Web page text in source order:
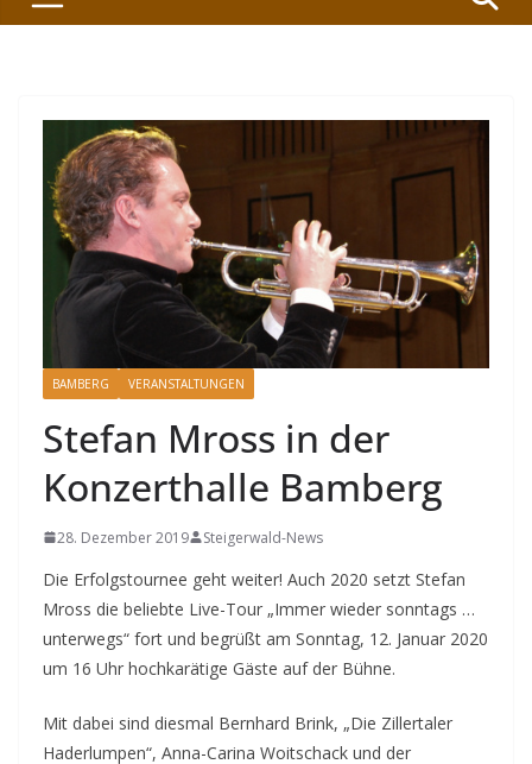
BAMBERG VERANSTALTUNGEN
Stefan Mross in der
Konzerthalle Bamberg
28. Dezember 2019 Steigerwald-News
Die Erfolgstournee geht weiter! Auch 2020 setzt Stefan
Mross die beliebte Live-Tour „Immer wieder sonntags …
unterwegs“ fort und begrüßt am Sonntag, 12. Januar 2020
um 16 Uhr hochkarätige Gäste auf der Bühne.
Mit dabei sind diesmal Bernhard Brink, „Die Zillertaler
Haderlumpen“, Anna-Carina Woitschack und der